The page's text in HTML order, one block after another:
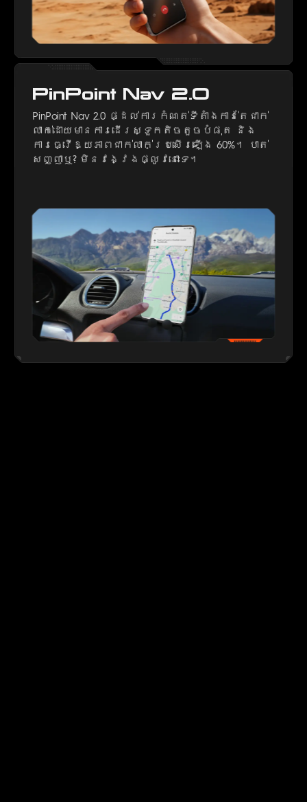
PinPoint Nav 2.0
PinPoint Nav 2.0 ផ្ដល់ការកំណត់ទីតាំងកាន់តែជាក់
លាក់ដោយមានការដើរស្ទួកតិចតួចបំផុត និង
ការធ្វើឱ្យភាពជាក់លាក់ប្រសើរឡើង 60%។ បាត់
សញ្ញាឬ? មិនវង្វេងផ្លូវនោះទេ។